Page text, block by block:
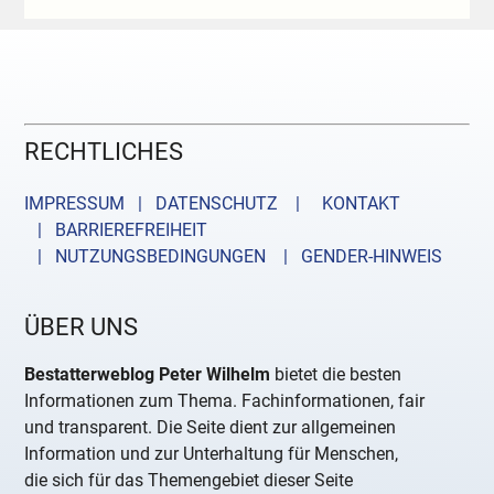
RECHTLICHES
IMPRESSUM | DATENSCHUTZ |
KONTAKT
| BARRIEREFREIHEIT
| NUTZUNGSBEDINGUNGEN
| GENDER-HINWEIS
ÜBER UNS
Bestatterweblog Peter Wilhelm bietet die besten
Informationen zum Thema. Fachinformationen, fair
und transparent. Die Seite dient zur allgemeinen
Information und zur Unterhaltung für Menschen,
die sich für das Themengebiet dieser Seite